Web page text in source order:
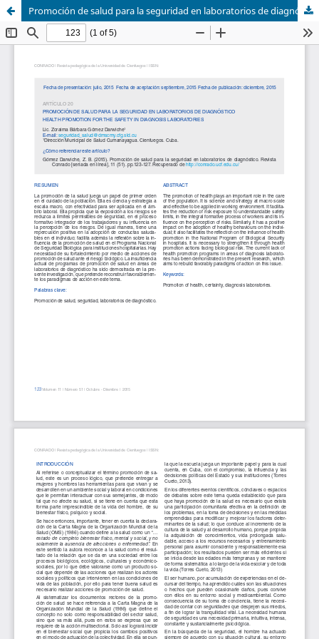
Promoción de salud para la seguridad en laboratorios de diagnóstico